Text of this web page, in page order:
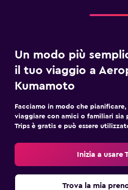
Un modo più
il tuo viaggio a
Kumamoto
Facciamo in modo che
viaggiare con amici o familiari sia
Trips è gratis e può essere
Inizia a usare
Trova la mia